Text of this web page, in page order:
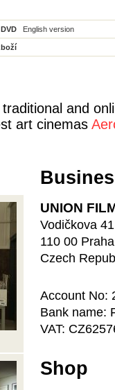
English version
and
art cinemas
UNION
Vodičkova 41
110 00
Czech
Account No:
Bank name:
VAT:
Shop